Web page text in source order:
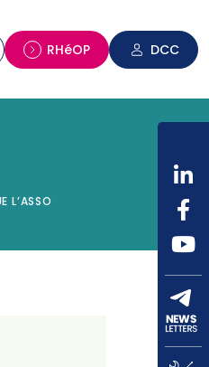
RHéOP DCC
L’ASSO